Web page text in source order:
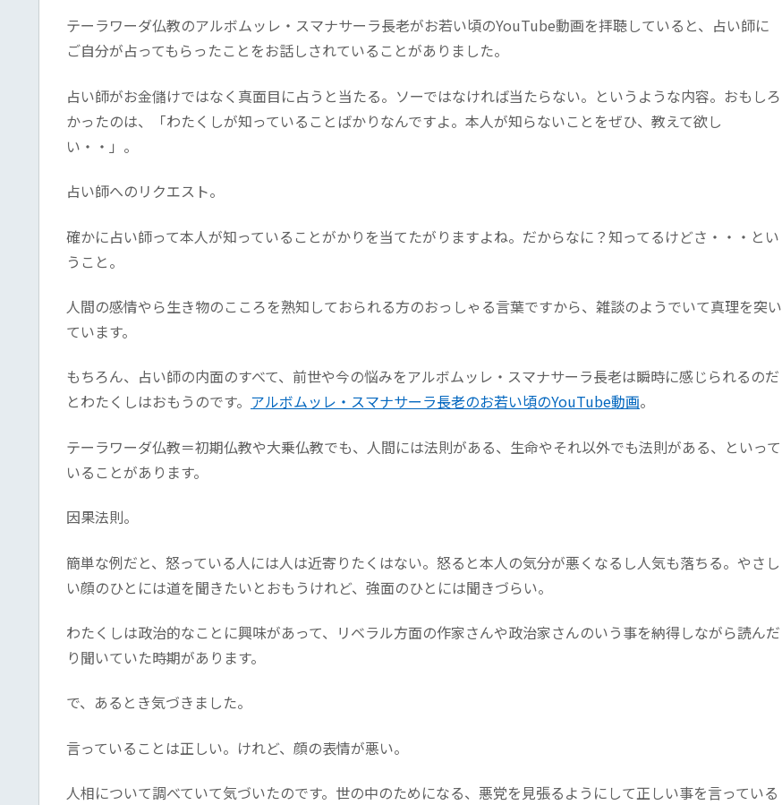
テーラワーダ仏教のアルボムッレ・スマナサーラ長老がお若い頃のYouTube動画を拝聴していると、占い師に
ご自分が占ってもらったことをお話しされていることがありました。
占い師がお金儲けではなく真面目に占うと当たる。ソーではなければ当たらない。というような内容。おもしろ
かったのは、「わたくしが知っていることばかりなんですよ。本人が知らないことをぜひ、教えて欲し
い・・」。
占い師へのリクエスト。
確かに占い師って本人が知っていることがかりを当てたがりますよね。だからなに？知ってるけどさ・・・とい
うこと。
人間の感情やら生き物のこころを熟知しておられる方のおっしゃる言葉ですから、雑談のようでいて真理を突い
ています。
もちろん、占い師の内面のすべて、前世や今の悩みをアルボムッレ・スマナサーラ長老は瞬時に感じられるのだ
とわたくしはおもうのです。 アルボムッレ・スマナサーラ長老のお若い頃のYouTube動画。
テーラワーダ仏教＝初期仏教や大乗仏教でも、人間には法則がある、生命やそれ以外でも法則がある、といって
いることがあります。
因果法則。
簡単な例だと、怒っている人には人は近寄りたくはない。怒ると本人の気分が悪くなるし人気も落ちる。やさし
い顔のひとには道を聞きたいとおもうけれど、強面のひとには聞きづらい。
わたくしは政治的なことに興味があって、リベラル方面の作家さんや政治家さんのいう事を納得しながら読んだ
り聞いていた時期があります。
で、あるとき気づきました。
言っていることは正しい。けれど、顔の表情が悪い。
人相について調べていて気づいたのです。世の中のためになる、悪党を見張るようにして正しい事を言っている